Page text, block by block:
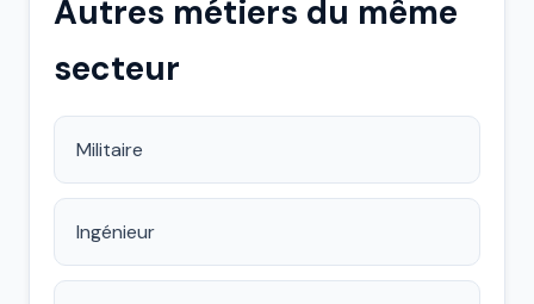
Autres métiers du même
secteur
Militaire
Ingénieur